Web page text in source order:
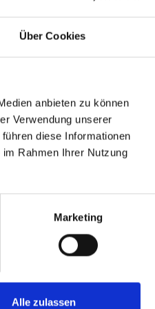
Über Cookies
anbieten zu können
Verwendung unserer
diese Informationen
Rahmen Ihrer Nutzung
Marketing
Alle zulassen
Fakten und
und
vor diesen
kannst, sondern
Formatierung
Erwartungen, und
Vorlage
große
wird die